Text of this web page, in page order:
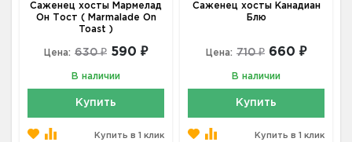
Саженец хосты Мармелад
Он Тост ( Marmalade On
Toast )
Цена: 630 ₽ 590 ₽
В наличии
Купить
Купить в 1 клик
Саженец хосты Канадиан
Блю
Цена: 710 ₽ 660 ₽
В наличии
Купить
Купить в 1 клик